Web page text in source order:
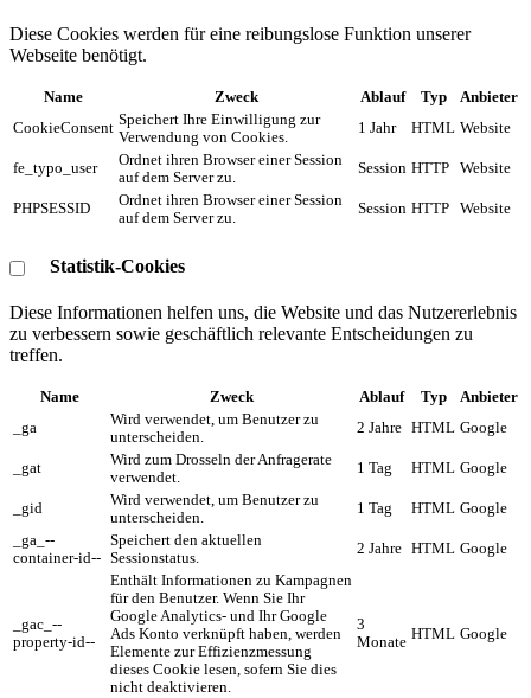
Diese Cookies werden für eine reibungslose Funktion unserer
Webseite benötigt.
Name Zweck Ablauf Typ
Anbieter
CookieConsent Speichert Ihre Einwilligung zur
Verwendung von Cookies.
1 Jahr HTML Website
fe_typo_user
Ordnet ihren Browser einer Session
auf dem Server zu.
Session HTTP Website
PHPSESSID
Ordnet ihren Browser einer Session
auf dem Server zu.
Session HTTP Website
Statistik-Cookies
Diese Informationen helfen uns, die Website und das Nutzererlebnis
zu verbessern sowie geschäftlich relevante Entscheidungen zu
treffen.
Name Zweck Ablauf Typ
Anbieter
_ga
Wird verwendet, um Benutzer zu
unterscheiden.
2 Jahre HTML Google
_gat
Wird zum Drosseln der Anfragerate
verwendet.
1 Tag HTML Google
_gid
Wird verwendet, um Benutzer zu
unterscheiden.
1 Tag HTML Google
_ga_--
container-id--
Speichert den aktuellen
Sessionstatus.
2 Jahre HTML Google
_gac_--
property-id--
Enthält Informationen zu Kampagnen
für den Benutzer. Wenn Sie Ihr
Google Analytics- und Ihr Google
Ads Konto verknüpft haben, werden
Elemente zur Effizienzmessung
dieses Cookie lesen, sofern Sie dies
nicht deaktivieren.
3
Monate HTML Google